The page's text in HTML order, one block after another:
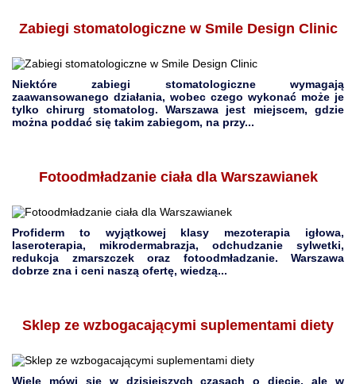
Zabiegi stomatologiczne w Smile Design Clinic
Niektóre zabiegi stomatologiczne wymagają
zaawansowanego działania, wobec czego wykonać może je
tylko chirurg stomatolog. Warszawa jest miejscem, gdzie
można poddać się takim zabiegom, na przy...
Fotoodmładzanie ciała dla Warszawianek
Profiderm to wyjątkowej klasy mezoterapia igłowa,
laseroterapia, mikrodermabrazja, odchudzanie sylwetki,
redukcja zmarszczek oraz fotoodmładzanie. Warszawa
dobrze zna i ceni naszą ofertę, wiedzą...
Sklep ze wzbogacającymi suplementami diety
Wiele mówi się w dzisiejszych czasach o diecie, ale w